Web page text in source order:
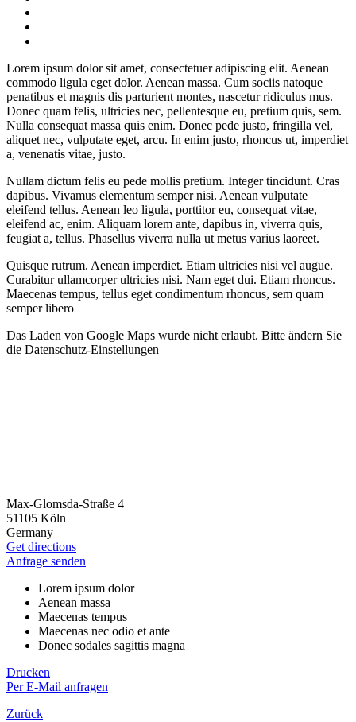
Lorem ipsum dolor sit amet, consectetuer adipiscing elit. Aenean
commodo ligula eget dolor. Aenean massa. Cum sociis natoque
penatibus et magnis dis parturient montes, nascetur ridiculus mus.
Donec quam felis, ultricies nec, pellentesque eu, pretium quis, sem.
Nulla consequat massa quis enim. Donec pede justo, fringilla vel,
aliquet nec, vulputate eget, arcu. In enim justo, rhoncus ut, imperdiet
a, venenatis vitae, justo.
Nullam dictum felis eu pede mollis pretium. Integer tincidunt. Cras
dapibus. Vivamus elementum semper nisi. Aenean vulputate
eleifend tellus. Aenean leo ligula, porttitor eu, consequat vitae,
eleifend ac, enim. Aliquam lorem ante, dapibus in, viverra quis,
feugiat a, tellus. Phasellus viverra nulla ut metus varius laoreet.
Quisque rutrum. Aenean imperdiet. Etiam ultricies nisi vel augue.
Curabitur ullamcorper ultricies nisi. Nam eget dui. Etiam rhoncus.
Maecenas tempus, tellus eget condimentum rhoncus, sem quam
semper libero
Das Laden von Google Maps wurde nicht erlaubt. Bitte ändern Sie
die Datenschutz-Einstellungen
Max-Glomsda-Straße 4
51105 Köln
Germany
Get directions
Anfrage senden
Lorem ipsum dolor
Aenean massa
Maecenas tempus
Maecenas nec odio et ante
Donec sodales sagittis magna
Drucken
Per E-Mail anfragen
Zurück